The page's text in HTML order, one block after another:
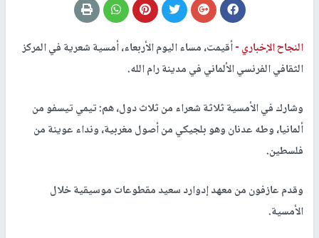
النجاح الإخباري -أقيمت، مساء اليوم الأربعاء، أمسية شعرية في المركز
الثقافي الفرنسي الألماني في مدينة رام الله.
وشارك في الأمسية ثلاثة شعراء من ثلاث دول، هم: تيمي تيسفو من
ألمانيا، وطه عدنان وهو بلجيكي من أصول مغربية، ونداء عوينة من
فلسطين.
وقدم عازفون من معهد إدوارد سعيد مقطوعات موسيقية خلال
الأمسية.